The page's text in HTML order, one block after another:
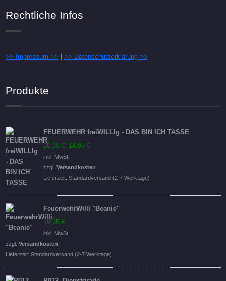
Rechtliche Infos
>> Impressum >> >> Datenschutzerklärung >>
Produkte
FEUERWEHR freiWILLIg - DAS BIN ICH TASSE
16,95€ Ursprünglicher
Preis
war:
16,95 €
14,95 €
ist:
14,95 €.
inkl. MwSt.
zzgl. Versandkosten
Lieferzeit: Standardversand (2-7 Werktage)
FeuerwehrWilli "Beanie"
19,95 €
inkl. MwSt.
zzgl. Versandkosten
Lieferzeit: Standardversand (2-7 Werktage)